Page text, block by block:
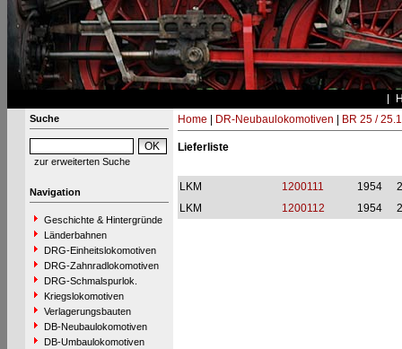
Suche
zur erweiterten Suche
Navigation
Geschichte & Hintergründe
Länderbahnen
DRG-Einheitslokomotiven
DRG-Zahnradlokomotiven
DRG-Schmalspurlok.
Kriegslokomotiven
Verlagerungsbauten
DB-Neubaulokomotiven
DB-Umbaulokomotiven
Home DR-Neubaulokomotiven BR 25 /
Lieferliste
LKM 1200111 1954
LKM
1200112 1954